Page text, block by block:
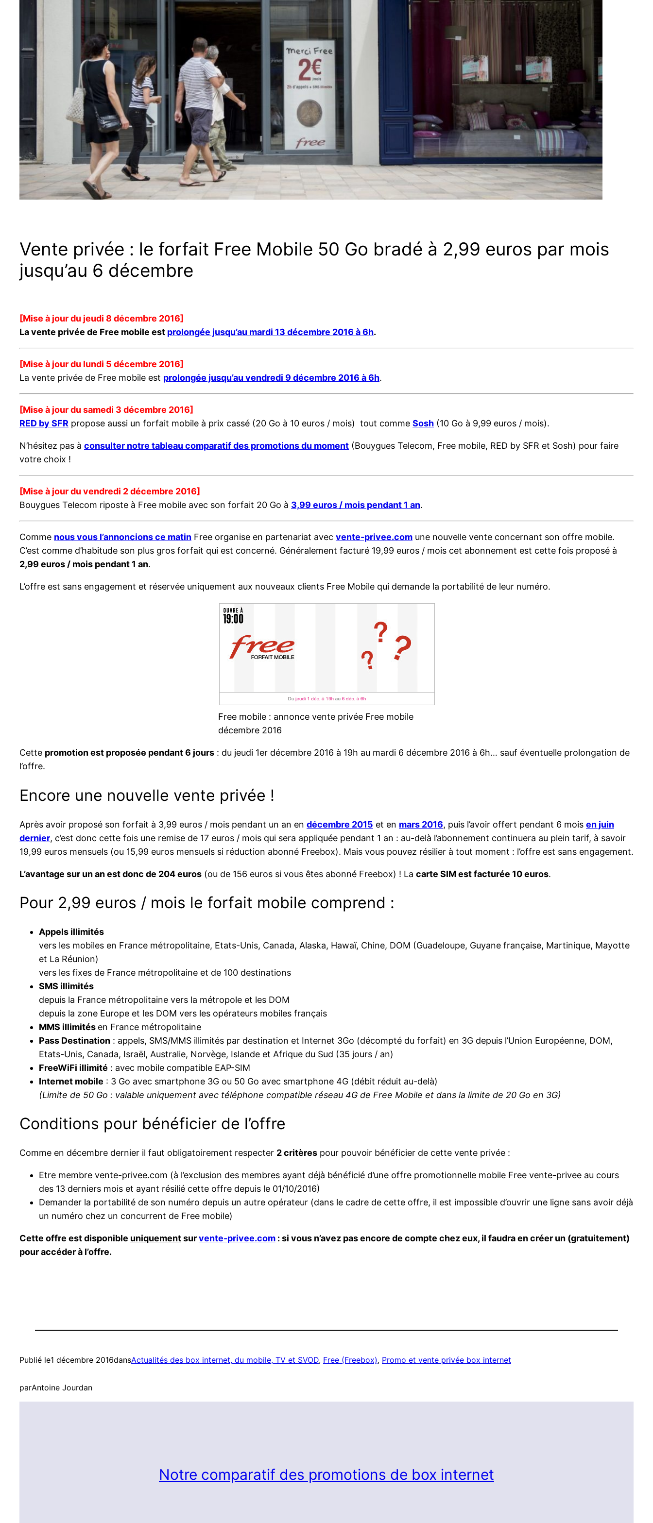
Vente privée : le forfait Free Mobile 50 Go bradé à 2,99 euros par mois
jusqu’au 6 décembre
[Mise à jour du jeudi 8 décembre 2016]
La vente privée de Free mobile est prolongée jusqu’au mardi 13 décembre 2016 à 6h.
[Mise à jour du lundi 5 décembre 2016]
La vente privée de Free mobile est prolongée jusqu’au vendredi 9 décembre 2016 à 6h.
[Mise à jour du samedi 3 décembre 2016]
RED by SFR propose aussi un forfait mobile à prix cassé (20 Go à 10 euros / mois) tout comme Sosh (10 Go à 9,99 euros / mois).
N’hésitez pas à consulter notre tableau comparatif des promotions du moment (Bouygues Telecom, Free mobile, RED by SFR et Sosh) pour faire
votre choix !
[Mise à jour du vendredi 2 décembre 2016]
Bouygues Telecom riposte à Free mobile avec son forfait 20 Go à 3,99 euros / mois pendant 1 an.
Comme nous vous l’annoncions ce matin Free organise en partenariat avec vente-privee.com une nouvelle vente concernant son offre mobile.
C’est comme d’habitude son plus gros forfait qui est concerné. Généralement facturé 19,99 euros / mois cet abonnement est cette fois proposé à
2,99 euros / mois pendant 1 an.
L’offre est sans engagement et réservée uniquement aux nouveaux clients Free Mobile qui demande la portabilité de leur numéro.
Free mobile : annonce vente privée Free mobile
décembre 2016
Cette promotion est proposée pendant 6 jours : du jeudi 1er décembre 2016 à 19h au mardi 6 décembre 2016 à 6h… sauf éventuelle prolongation de
l’offre.
Encore une nouvelle vente privée !
Après avoir proposé son forfait à 3,99 euros / mois pendant un an en décembre 2015 et en mars 2016, puis l’avoir offert pendant 6 mois en juin
dernier, c’est donc cette fois une remise de 17 euros / mois qui sera appliquée pendant 1 an : au-delà l’abonnement continuera au plein tarif, à savoir
19,99 euros mensuels (ou 15,99 euros mensuels si réduction abonné Freebox). Mais vous pouvez résilier à tout moment : l’offre est sans engagement.
L’avantage sur un an est donc de 204 euros (ou de 156 euros si vous êtes abonné Freebox) ! La carte SIM est facturée 10 euros.
Pour 2,99 euros / mois le forfait mobile comprend :
Appels illimités
vers les mobiles en France métropolitaine, Etats-Unis, Canada, Alaska, Hawaï, Chine, DOM (Guadeloupe, Guyane française, Martinique, Mayotte
et La Réunion)
vers les fixes de France métropolitaine et de 100 destinations
SMS illimités
depuis la France métropolitaine vers la métropole et les DOM
depuis la zone Europe et les DOM vers les opérateurs mobiles français
MMS illimités en France métropolitaine
Pass Destination : appels, SMS/MMS illimités par destination et Internet 3Go (décompté du forfait) en 3G depuis l’Union Européenne, DOM,
Etats-Unis, Canada, Israël, Australie, Norvège, Islande et Afrique du Sud (35 jours / an)
FreeWiFi illimité : avec mobile compatible EAP-SIM
Internet mobile : 3 Go avec smartphone 3G ou 50 Go avec smartphone 4G (débit réduit au-delà)
(Limite de 50 Go : valable uniquement avec téléphone compatible réseau 4G de Free Mobile et dans la limite de 20 Go en 3G)
Conditions pour bénéficier de l’offre
Comme en décembre dernier il faut obligatoirement respecter 2 critères pour pouvoir bénéficier de cette vente privée :
Etre membre vente-privee.com (à l’exclusion des membres ayant déjà bénéficié d’une offre promotionnelle mobile Free vente-privee au cours
des 13 derniers mois et ayant résilié cette offre depuis le 01/10/2016)
Demander la portabilité de son numéro depuis un autre opérateur (dans le cadre de cette offre, il est impossible d’ouvrir une ligne sans avoir déjà
un numéro chez un concurrent de Free mobile)
Cette offre est disponible uniquementsurvente-privee.com : si vous n’avez pas encore de compte chez eux, il faudra en créer un (gratuitement)
pour accéder à l’offre.
Publié le1 décembre 2016dansActualités des box internet, du mobile, TV et SVOD, Free (Freebox), Promo et vente privée box internet
parAntoine Jourdan
Notre comparatif des promotions de box internet